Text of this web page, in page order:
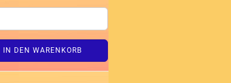
IN DEN WARENKORB